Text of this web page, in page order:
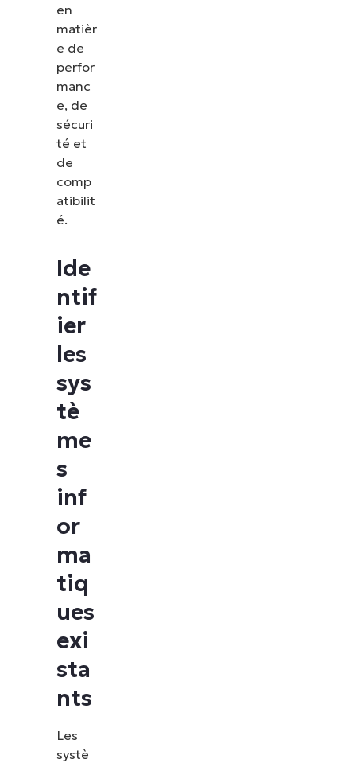
en
matièr
e de
perfor
manc
e, de
sécuri
té et
de
comp
atibilit
é.
Ide
ntif
ier
les
sys
tè
me
s
inf
or
ma
tiq
ues
exi
sta
nts
Les
systè